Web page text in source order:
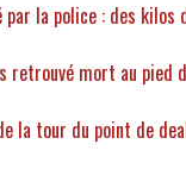
la police : des kilos
retrouvé mort au
la tour du point de